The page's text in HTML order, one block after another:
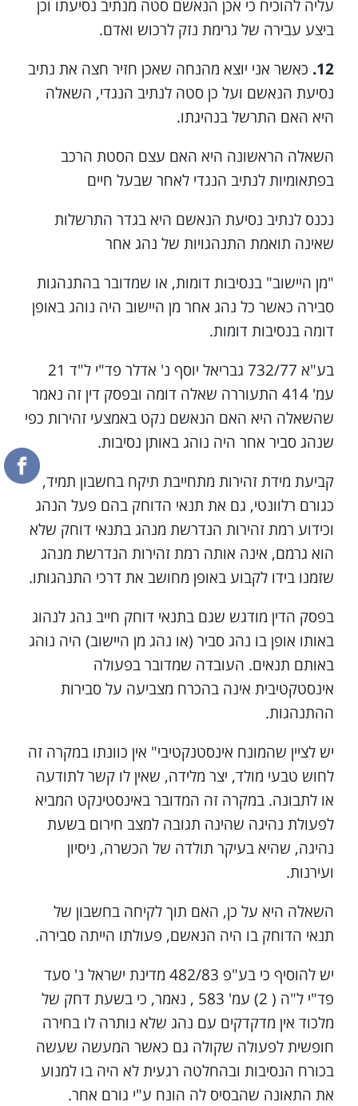
עליה להוכיח כי אכן הנאשם סטה מנתיב נסיעתו וכן
ביצע עבירה של גרימת נזק לרכוש ואדם.
12. כאשר אני יוצא מהנחה שאכן חזיר חצה את נתיב
נסיעת הנאשם ועל כן סטה לנתיב הנגדי, השאלה
היא האם התרשל בנהיגתו.
השאלה הראשונה היא האם עצם הסטת הרכב
בפתאומיות לנתיב הנגדי לאחר שבעל חיים
נכנס לנתיב נסיעת הנאשם היא בגדר התרשלות
שאינה תואמת התנהגויות של נהג אחר
"מן היישוב" בנסיבות דומות, או שמדובר בהתנהגות
סבירה כאשר כל נהג אחר מן היישוב היה נוהג באופן
דומה בנסיבות דומות.
בע"א 732/77 גבריאל יוסף נ' אדלר פד"י ל"ד 21
עמ' 414 התעוררה שאלה דומה ובפסק דין זה נאמר
שהשאלה היא האם הנאשם נקט באמצעי זהירות כפי
שנהג סביר אחר היה נוהג באותן נסיבות.
קביעת מידת זהירות מתחייבת תיקח בחשבון תמיד,
כגורם רלוונטי, גם את תנאי הדוחק בהם פעל הנהג
וכידוע רמת זהירות הנדרשת מנהג בתנאי דוחק שלא
הוא גרמם, אינה אותה רמת זהירות הנדרשת מנהג
שזמנו בידו לקבוע באופן מחושב את דרכי התנהגותו.
בפסק הדין מודגש שגם בתנאי דוחק חייב נהג לנהוג
באותו אופן בו נהג סביר (או נהג מן היישוב) היה נוהג
באותם תנאים. העובדה שמדובר בפעולה
אינסטקטיבית אינה בהכרח מצביעה על סבירות
ההתנהגות.
יש לציין שהמונח אינסטנקטיבי" אין כוונתו במקרה זה
לחוש טבעי מולד, יצר מלידה, שאין לו קשר לתודעה
או לתבונה. במקרה זה המדובר באינסטינקט המביא
לפעולת נהיגה שהינה תגובה למצב חירום בשעת
נהיגה, שהיא בעיקר תולדה של הכשרה, ניסיון
ועירנות.
השאלה היא על כן, האם תוך לקיחה בחשבון של
תנאי הדוחק בו היה הנאשם, פעולתו הייתה סבירה.
יש להוסיף כי בע"פ 482/83 מדינת ישראל נ' סעד
פד"י ל"ה ( 2) עמ' 583 , נאמר, כי בשעת דחק של
מלכוד אין מדקדקים עם נהג שלא נותרה לו בחירה
חופשית לפעולה שקולה גם כאשר המעשה שעשה
בכורח הנסיבות ובהחלטה רגעית לא היה בו למנוע
את התאונה שהבסיס לה הונח ע"י גורם אחר.